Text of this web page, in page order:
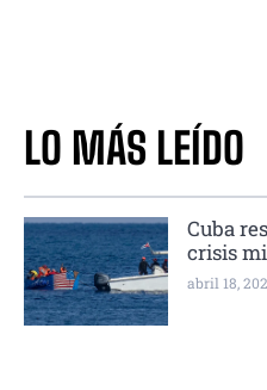
LO MÁS LEÍDO
Cuba
crisis
abril 18,